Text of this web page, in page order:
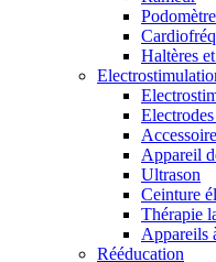
Podomètre
Haltères
Appareil
Ultrason
Ceinture
Thérapie
Appareils
Rééducation